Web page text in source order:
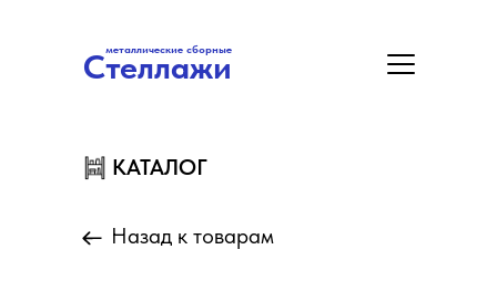
Стеллажи
металлические сборные
Стеллажи
КАТАЛОГ
Назад к товарам